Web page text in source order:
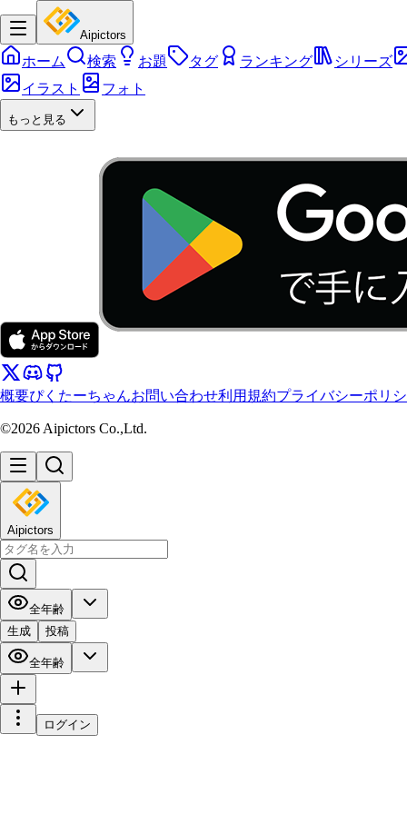
Aipictors
ホーム 検索 お題 タグ ランキング
シリーズ
イラスト
フォト
もっと見る
概要ぴくたーちゃんお問い合わせ利用規約プライバシーポリ
©2026 Aipictors Co.,Ltd.
Aipictors
全年齢
生成
投稿
全年齢
ログイン